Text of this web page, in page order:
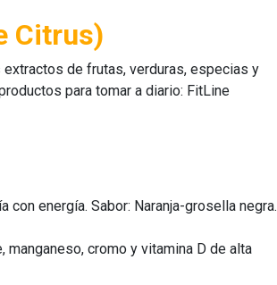
Citrus)
de frutas, verduras, especias y
para tomar a diario: FitLine
energía. Sabor: Naranja-grosella negra.
cromo y vitamina D de alta